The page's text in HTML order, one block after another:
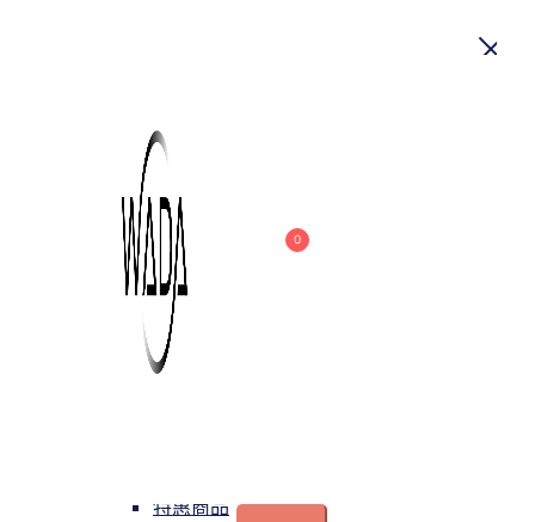
0
吊燈
特惠商品
小型吊燈
中大型吊燈
長形吊燈
特惠商品